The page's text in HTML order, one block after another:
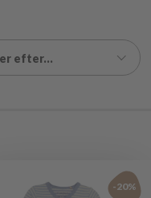
efter...
-20%